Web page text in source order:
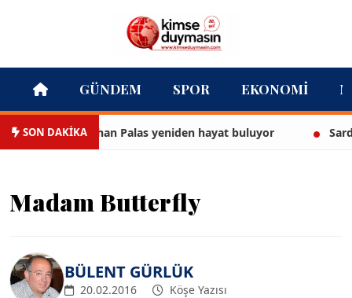
GÜNDEM SPOR EKONOMI
SON DAKİKA
yapısı Cihan Palas yeniden hayat buluyor Sardes
Madam Butterfly
BÜLENT GÜRLÜK
20.02.2016 Köşe Yazısı